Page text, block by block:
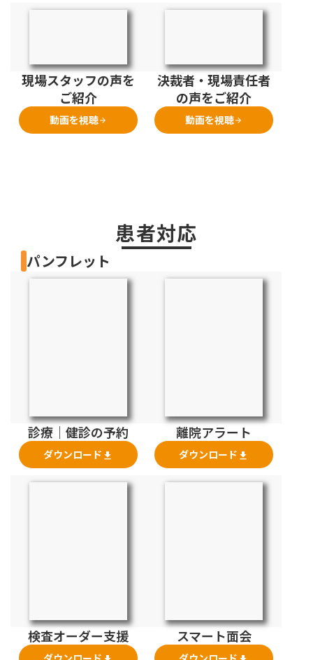
現場スタッフの声を
ご紹介
動画を視聴arrow_forward
決裁者・現場責任者
の声をご紹介
動画を視聴arrow_forward
患者対応
パンフレット
診療｜健診の予約
ダウンロード file_download
離院アラート
ダウンロード file_download
検査オーダー支援 スマート面会